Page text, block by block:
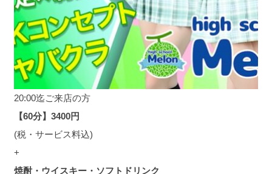
20:00迄ご来店の方
【60分】3400円
(税・サービス料込)
+
焼酎・ウイスキー・ソフトドリンク